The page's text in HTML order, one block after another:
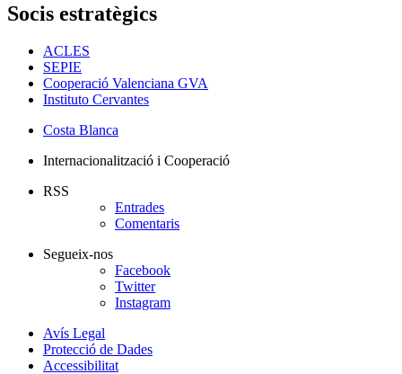
Socis estratègics
ACLES
SEPIE
Cooperació Valenciana GVA
Instituto Cervantes
Costa Blanca
Internacionalització i Cooperació
RSS
Entrades
Comentaris
Segueix-nos
Facebook
Twitter
Instagram
Avís Legal
Protecció de Dades
Accessibilitat